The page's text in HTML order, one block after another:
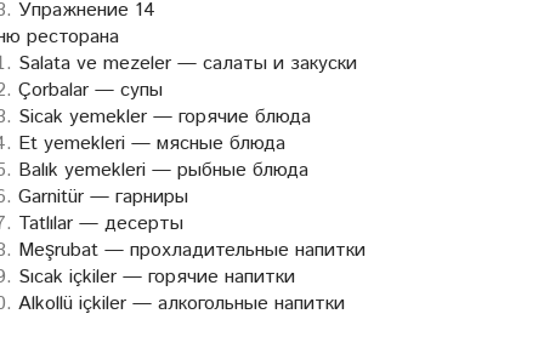
Упражнение 14
ресторана
Salata ve mezeler — салаты и закуски
Çorbalar — супы
Sicak yemekler — горячие блюда
Et yemekleri — мясные блюда
Balık yemekleri — рыбные блюда
Garnitür — гарниры
Tatlılar — десерты
Meşrubat — прохладительные напитки
Sıcak içkiler — горячие напитки
Alkollü içkiler — алкогольные напитки